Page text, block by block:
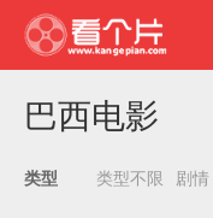
巴西电影
类型 类型不限 剧情